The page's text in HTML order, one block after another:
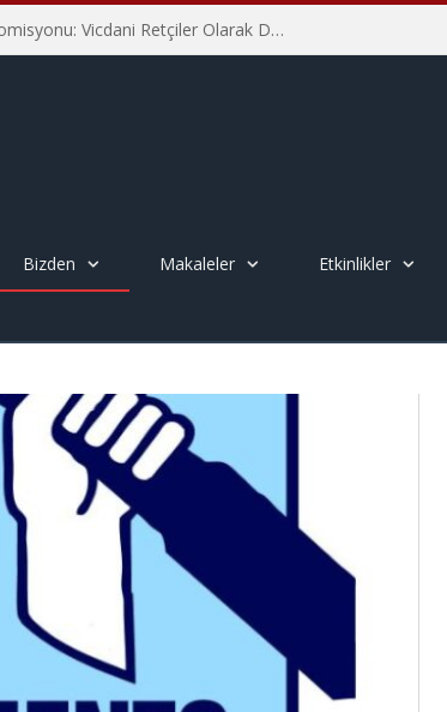
İHD İstanbul Şube Vicdani Ret Komisyonu: Vicdani Retçiler Olarak Destek İçin Buradayız!
Bizden Makaleler Etkinlikler